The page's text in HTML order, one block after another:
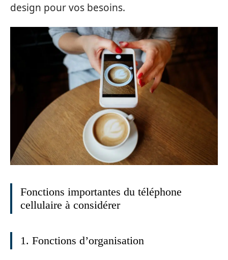
design pour vos besoins.
Fonctions importantes du téléphone
cellulaire à considérer
1. Fonctions d’organisation